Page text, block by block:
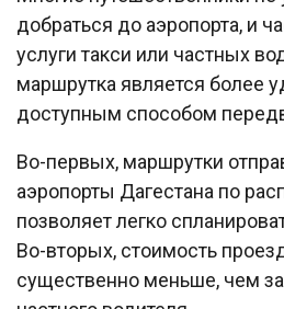
добраться до аэропорта, и
услуги такси или частных
маршрутка является более
доступным способом
Во-первых, маршрутки
аэропорты Дагестана по
позволяет легко
Во-вторых, стоимость
существенно меньше, чем за